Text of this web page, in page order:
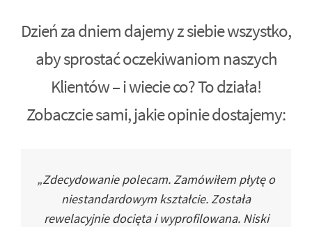
Dzień za dniem dajemy z siebie wszystko,
aby sprostać oczekiwaniom naszych
Klientów – i wiecie co? To działa!
Zobaczcie sami, jakie opinie dostajemy:
„Zdecydowanie polecam. Zamówiłem płytę o
niestandardowym kształcie. Została
rewelacyjnie docięta i wyprofilowana. Niski